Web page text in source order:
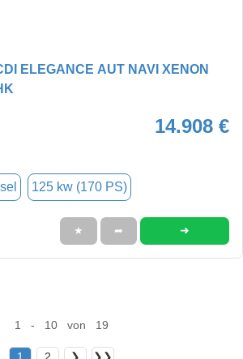
ELEGANCE AUT NAVI XENON
14.908 €
125 kw (170 PS)
★ ➦ ➜
1 - 10 von 19